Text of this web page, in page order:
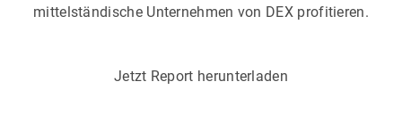
mittelständische Unternehmen von DEX profitieren.
Jetzt Report herunterladen